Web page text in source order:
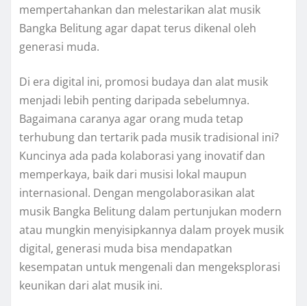
mempertahankan dan melestarikan alat musik
Bangka Belitung agar dapat terus dikenal oleh
generasi muda.
Di era digital ini, promosi budaya dan alat musik
menjadi lebih penting daripada sebelumnya.
Bagaimana caranya agar orang muda tetap
terhubung dan tertarik pada musik tradisional ini?
Kuncinya ada pada kolaborasi yang inovatif dan
memperkaya, baik dari musisi lokal maupun
internasional. Dengan mengolaborasikan alat
musik Bangka Belitung dalam pertunjukan modern
atau mungkin menyisipkannya dalam proyek musik
digital, generasi muda bisa mendapatkan
kesempatan untuk mengenali dan mengeksplorasi
keunikan dari alat musik ini.